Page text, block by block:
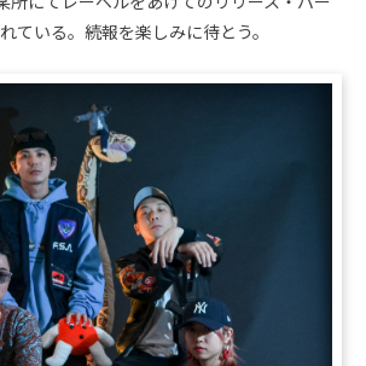
ている。続報を楽しみに待とう。